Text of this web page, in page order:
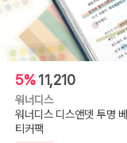
5% 11,210
워너디스
워너디스 디스앤뎃 투명
티커팩